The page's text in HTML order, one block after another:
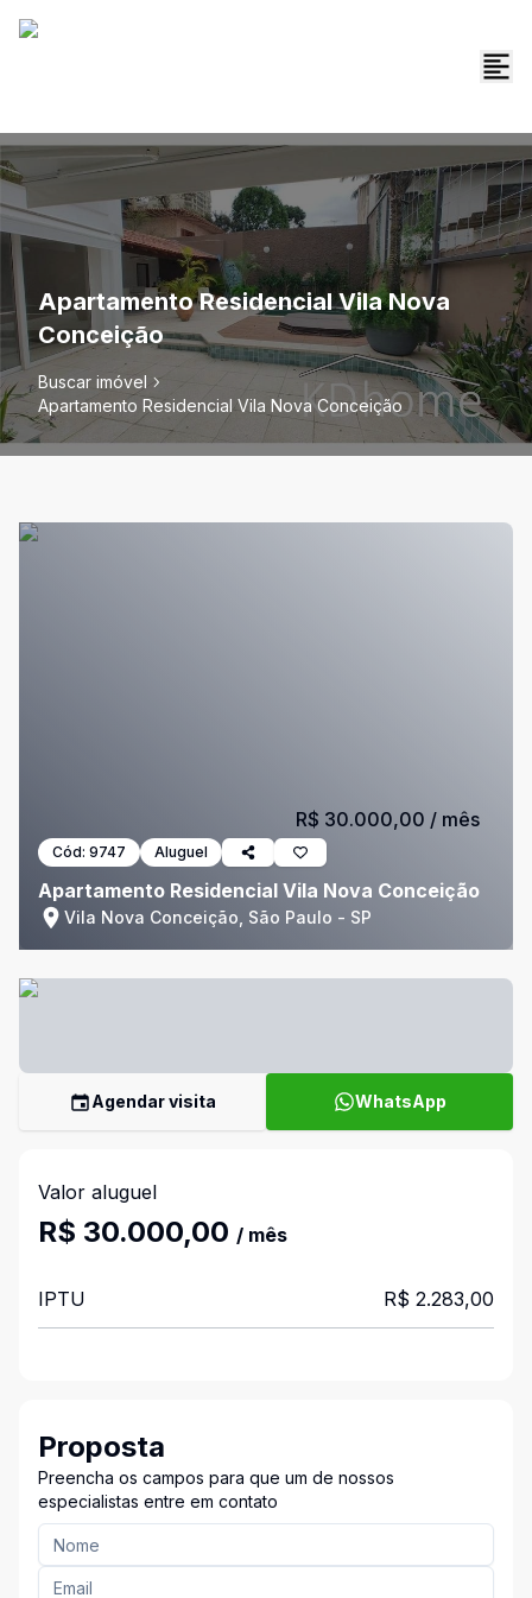
Apartamento Residencial Vila Nova
Conceição
Buscar imóvel
Apartamento Residencial Vila Nova Conceição
Cód: 9747 Aluguel
Apartamento Residencial Vila Nova Conceição
Vila Nova Conceição, São Paulo - SP
R$ 30.000,00 / mês
Agendar visita WhatsApp
Valor aluguel
R$ 30.000,00 / mês
IPTU R$ 2.283,00
Proposta
Preencha os campos para que um de nossos
especialistas entre em contato